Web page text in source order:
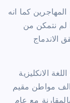
كما انه
لم نتمكن من
الاندماج
الانكليزية
يستمر في الارتفاع. في سنة 2016 وجد 820 الف مواطن مقيم
مع عام